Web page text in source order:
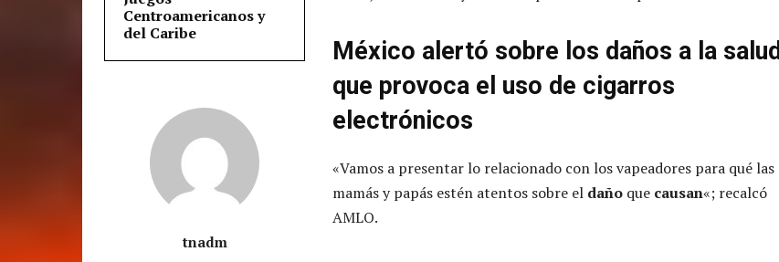
Centroamericanos y
del Caribe
tnadm
México alertó sobre los daños a la salud
que provoca el uso de cigarros
electrónicos
«Vamos a presentar lo relacionado con los vapeadores para qué las
mamás y papás estén atentos sobre el daño que causan«; recalcó
AMLO.